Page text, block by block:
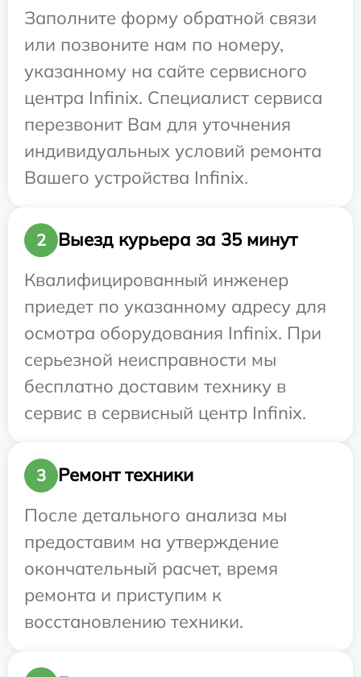
Заполните форму обратной связи
или позвоните нам по номеру,
указанному на сайте сервисного
центра Infinix. Специалист сервиса
перезвонит Вам для уточнения
индивидуальных условий ремонта
Вашего устройства Infinix.
2
Выезд курьера за 35 минут
Квалифицированный инженер
приедет по указанному адресу для
осмотра оборудования Infinix. При
серьезной неисправности мы
бесплатно доставим технику в
сервис в сервисный центр Infinix.
3
Ремонт техники
После детального анализа мы
предоставим на утверждение
окончательный расчет, время
ремонта и приступим к
восстановлению техники.